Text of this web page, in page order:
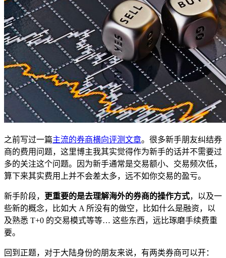
之前写过一篇主流的券商横向评测文章。很多新手朋友纠结券
商的费用问题，这里博主我其实觉得作为新手的话并不需要过
多的关注这个问题。因为新手通常是交易额小、交易频次低，
算下来其实费用上并不会差太多，远不如你交易的盈亏。
新手阶段， 更重要的是去理解海外的券商的操作方式，以及一
些新的概念，比如大 A 所没有的做空，比如什么是融资，以
及熟悉 T+0 的交易模式等等… 这些东西，远比琢磨手续费重
要。
回到正题，对于大陆身份的朋友来说，有两类券商可以开：